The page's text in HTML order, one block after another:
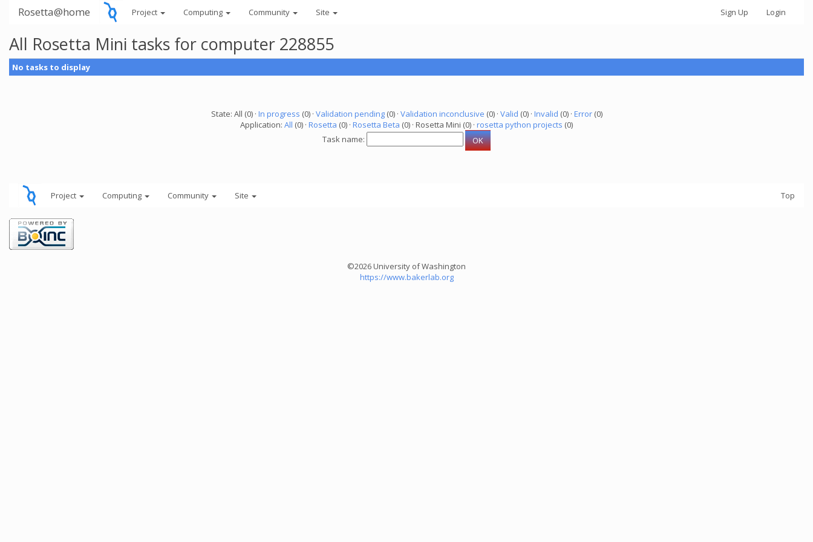
Rosetta@home Project Computing Community Site Sign Up Login
All Rosetta Mini tasks for computer 228855
No tasks to display
State: All (0) · In progress (0) · Validation pending(0) · Validation inconclusive (0) · Valid (0) · Invalid (0) · Error(0)
Application: All (0) · Rosetta (0) · Rosetta Beta (0) · Rosetta Mini (0) · rosetta python projects (0)
Task name:
Project Computing Community Site Top
©2026 University of Washington
https://www.bakerlab.org